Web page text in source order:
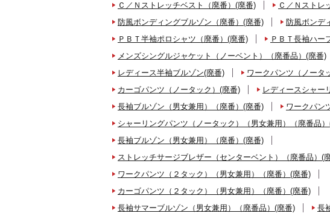
Ｃ／Ｎストレッチベスト（廃番）(廃番)
Ｃ／Ｎストレ
防風ボンディングブルゾン（廃番）(廃番)
防風ボンデ
ＰＢＴ半袖ポロシャツ（廃番）(廃番)
ＰＢＴ長袖ハー
メンズシングルジャケット（ノーベント）（廃番品）(廃番)
レディース半袖ブルゾン(廃番)
ワークパンツ（ノータ
カーゴパンツ（ノータック）(廃番)
レディースシャー
長袖ブルゾン（男女兼用）（廃番）(廃番)
ワークパン
シャーリングパンツ（ノータック）（男女兼用）（廃番品
長袖ブルゾン（男女兼用）（廃番）(廃番)
ストレッチサージブレザー（センターベント）（廃番品）(
ワークパンツ（２タック）（男女兼用）（廃番）(廃番)
カーゴパンツ（２タック）（男女兼用）（廃番）(廃番)
長袖サマーブルゾン（男女兼用）（廃番品）(廃番)
長